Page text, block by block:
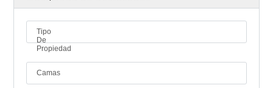
Tipo
De
Propiedad
Camas